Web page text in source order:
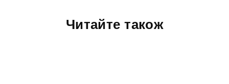
Читайте також